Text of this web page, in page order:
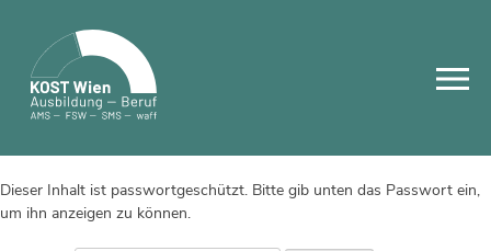
content
Dieser Inhalt ist passwortgeschützt. Bitte gib unten das Passwort ein,
um ihn anzeigen zu können.